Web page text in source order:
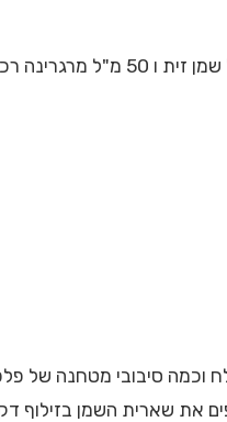
וכמה סיבובי מטחנה של
את שארית השמן בזילוף